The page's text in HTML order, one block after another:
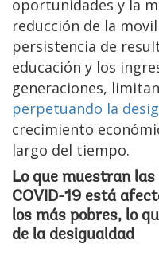
oportunidades y la
reducción de la
persistencia de
educación y los
generaciones,
perpetuando la
crecimiento
largo del tiempo.
Lo que muestran
COVID-19 está
los más pobres, lo
de la desigualdad